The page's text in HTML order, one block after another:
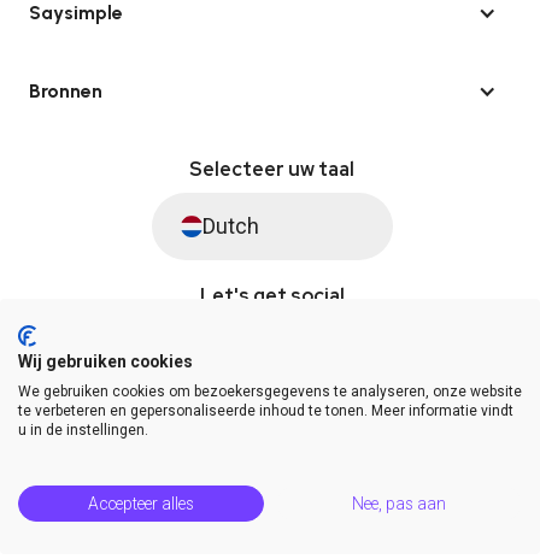
Saysimple
Bronnen
Selecteer uw taal
Dutch
Let's get social
© Saysimple 2026 · WhatsApp Automation Platform
Algemene voorwaardenDPAPrivacy statement
Release Notes
Wij gebruiken cookies
We gebruiken cookies om bezoekersgegevens te analyseren, onze website
te verbeteren en gepersonaliseerde inhoud te tonen. Meer informatie vindt
u in de instellingen.
Accepteer alles Nee, pas aan